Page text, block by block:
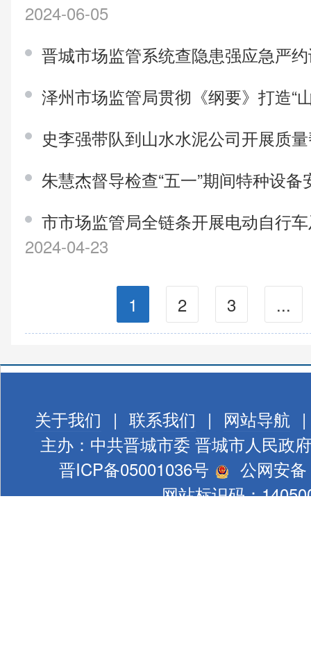
2024-06-05
晋城市场监管系统查隐患强应急严
泽州市场监管局贯彻《纲要》打造“
史李强带队到山水水泥公司开展质
朱慧杰督导检查“五一”期间特种设
市市场监管局全链条开展电动自行
2024-04-23
1 2 3 ...
关于我们 | 联系我们 | 网站导航 |
主办：中共晋城市委 晋城市人民政府
晋ICP备05001036号
公网安
网站标识码：